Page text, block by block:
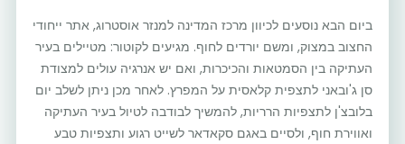
ביום הבא נוסעים לכיוון מרכז המדינה למנזר אוסטרוג, אתר ייחודי
החצוב במצוק, ומשם יורדים לחוף. מגיעים לקוטור: מטיילים בעיר
העתיקה בין הסמטאות והכיכרות, ואם יש אנרגיה עולים למצודת
סן ג'ובאני לתצפית קלאסית על המפרץ. לאחר מכן ניתן לשלב יום
בלובצ'ן לתצפיות הרריות, להמשיך לבודבה לטיול בעיר העתיקה
ואווירת חוף, ולסיים באגם סקאדאר לשייט רגוע ותצפיות טבע